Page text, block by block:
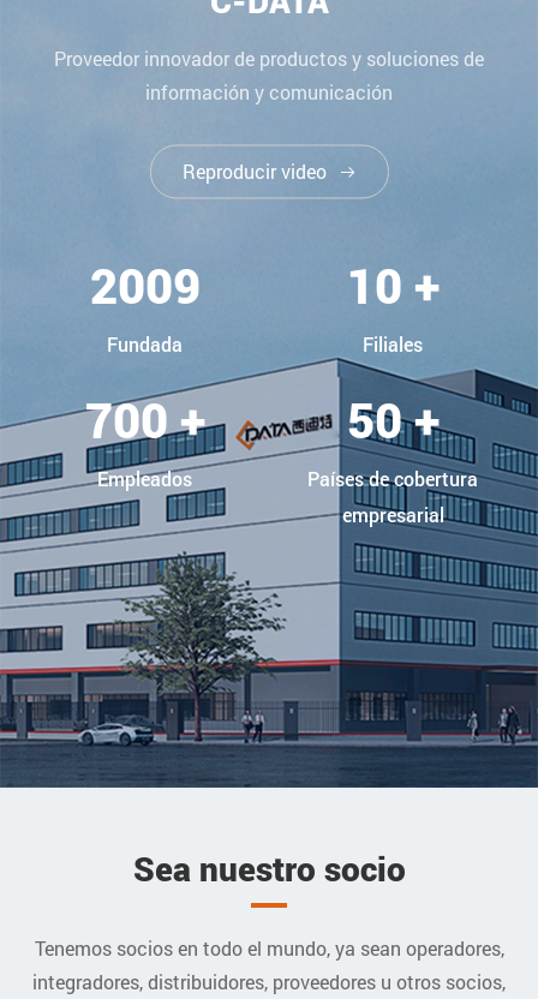
Proveedor innovador de productos y soluciones de
información y comunicación
Reproducir video 
2009
Fundada
10 +
Filiales
700 +
Empleados
50 +
Países de cobertura
empresarial
Sea nuestro socio
Tenemos socios en todo el mundo, ya sean operadores,
integradores, distribuidores, proveedores u otros socios,